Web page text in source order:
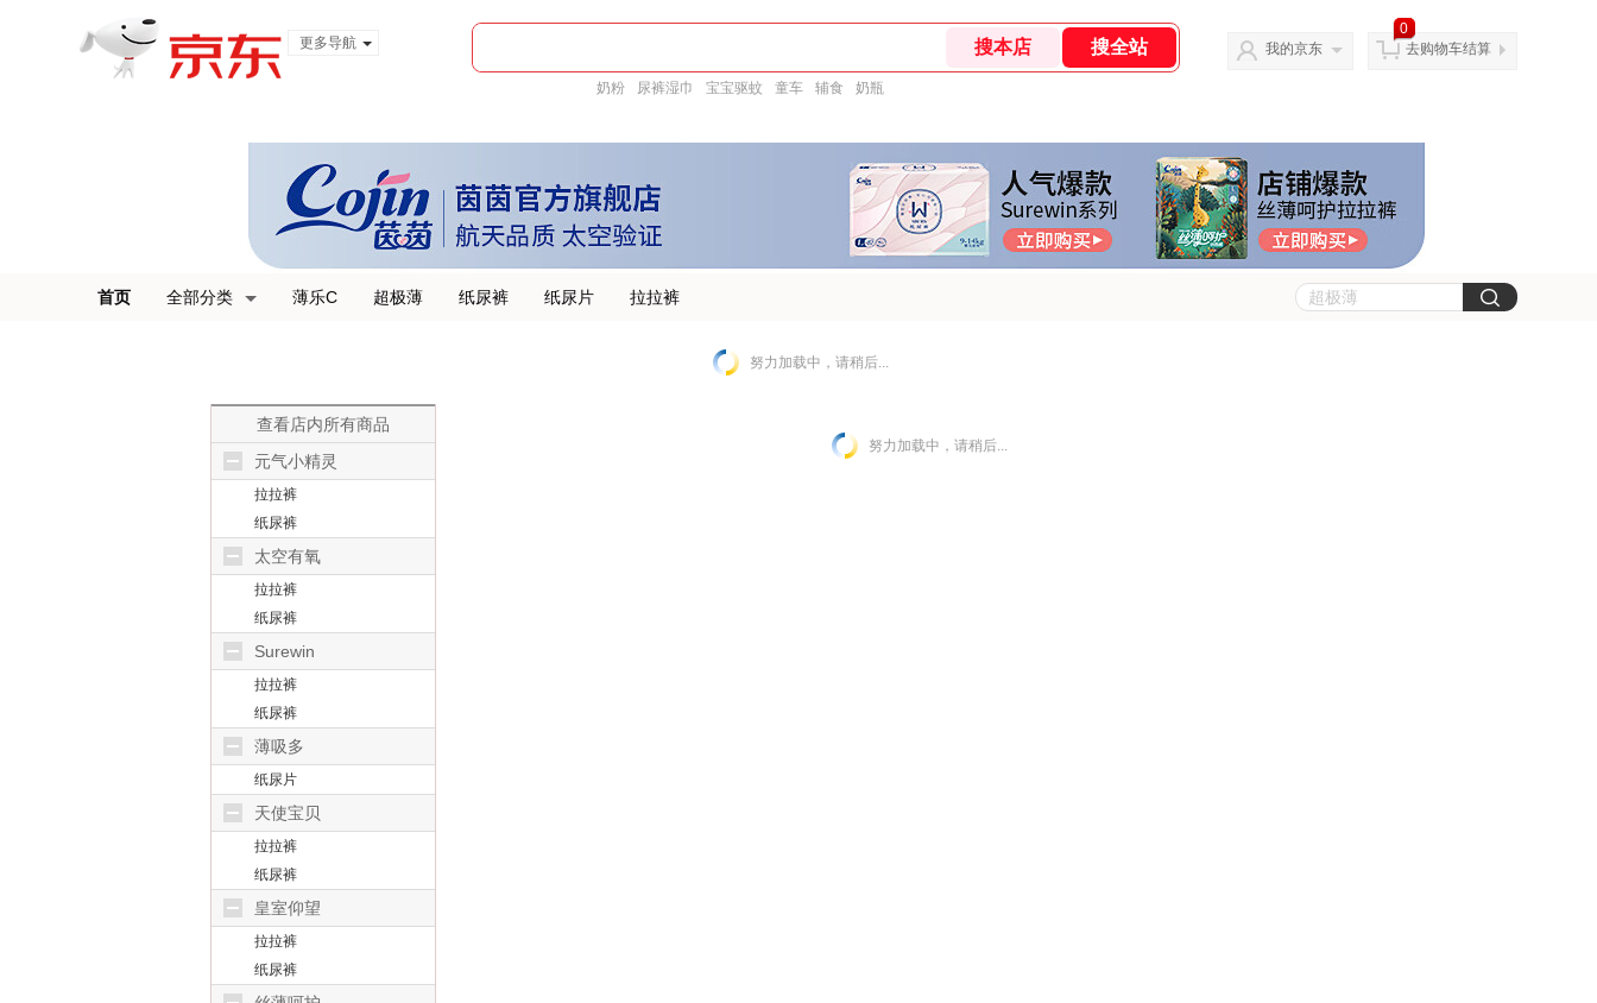
更多导航
奶粉 尿裤湿巾 宝宝驱蚊 童车 辅食 奶瓶
我的京东
0
去购物车结算
首页 全部分类 薄乐C 超极薄 纸尿裤 纸尿片 拉拉裤
努力加载中，请稍后...
查看店内所有商品
元气小精灵
拉拉裤
纸尿裤
太空有氧
拉拉裤
纸尿裤
Surewin
拉拉裤
纸尿裤
薄吸多
纸尿片
天使宝贝
拉拉裤
纸尿裤
皇室仰望
拉拉裤
纸尿裤
努力加载中，请稍后...